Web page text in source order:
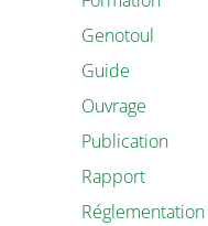
Genotoul
Guide
Ouvrage
Publication
Rapport
Réglementation